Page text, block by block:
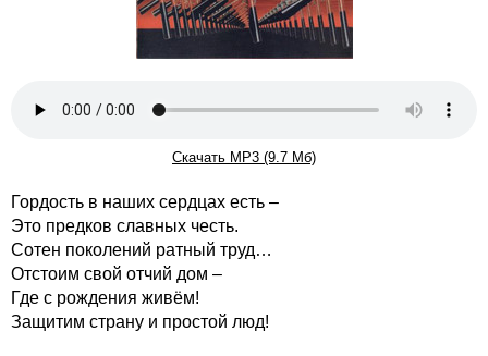
Скачать MP3 (9.7 Мб)
Гордость в наших сердцах есть –
Это предков славных честь.
Сотен поколений ратный труд…
Отстоим свой отчий дом –
Где с рождения живём!
Защитим страну и простой люд!